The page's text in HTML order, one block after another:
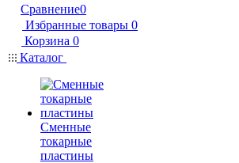
Сравнение0
Избранные товары 0
Корзина 0
Каталог
Сменные
токарные
пластины